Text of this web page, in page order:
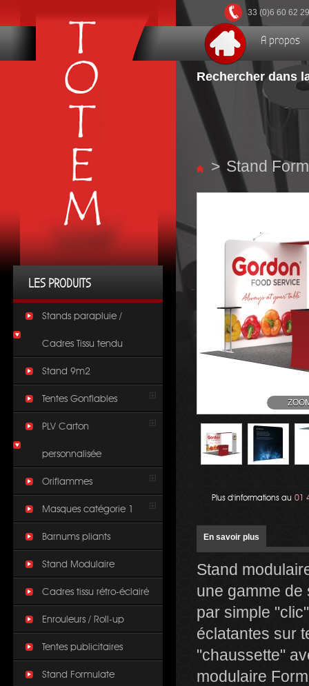
33 (0)6 60 62
A propos
Rechercher dans
LES PRODUITS
Stands parapluie /
Cadres Tissu tendu
Stand 9m2
Tentes Gonflables
PLV Carton
personnalisée
Oriflammes
Masques catégorie 1
Barnums pliants
Stand Modulaire
Cadres tissu rétro-éclairé
Enrouleurs / Roll-up
Tentes publicitaires
Stand Formulate
> Stand
Plus d'informations au 01
En savoir plus
Stand
une gamme
par simple
éclatantes sur
"chaussette"
modulaire